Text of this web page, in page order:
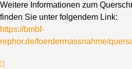
Weitere Informationen zum
finden Sie unter folgendem Link:
https://bmbf-
rephor.de/foerdermassnahme/